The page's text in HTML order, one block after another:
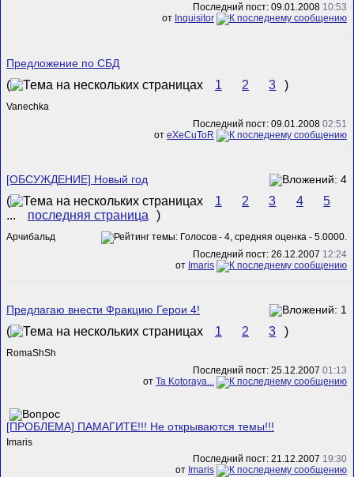
Последний пост: 09.01.2008 10:53
от Inquisitor
Предложение по СБД
( 1 2 3 )
Vanechka
Последний пост: 09.01.2008 02:51
от eXeCuToR
[ОБСУЖДЕНИЕ] Новый год
( 1 2 3 4
5
...
последняя страница )
Арчибальд
Последний пост: 26.12.2007 12:24
от Imaris
Предлагаю внести Фракцию Герои 4!
( 1 2 3 )
RomaShSh
Последний пост: 25.12.2007 01:13
от Ta Kotoraya...
[ПРОБЛЕМА] ПАМАГИТЕ!!! Не открываются темы!!!
Imaris
Последний пост: 21.12.2007 19:30
от Imaris